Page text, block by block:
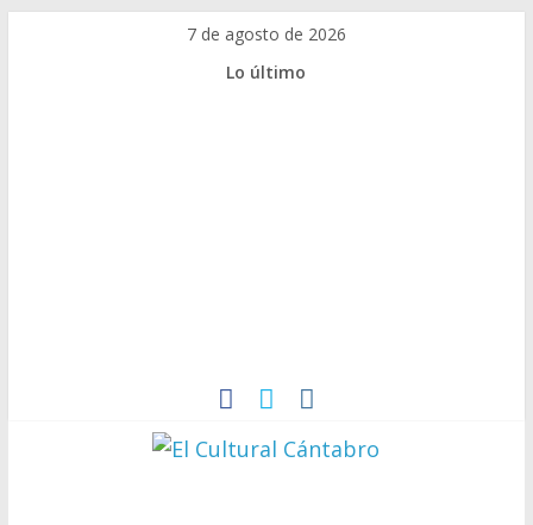
7 de agosto de 2026
Lo último